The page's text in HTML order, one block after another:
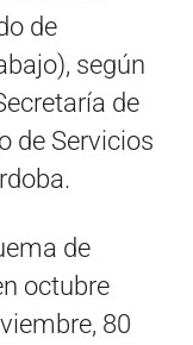
de
según
de
de Servicios
de
octubre
80